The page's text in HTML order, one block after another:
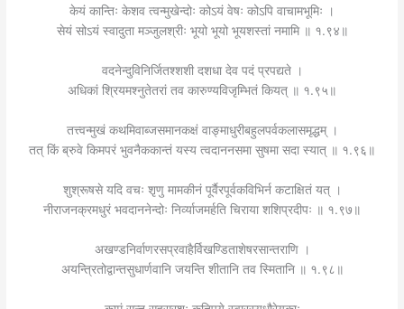
केयं कान्तिः केशव त्वन्मुखेन्दोः कोऽयं वेषः कोऽपि वाचामभूमिः ।
सेयं सोऽयं स्वादुता मञ्जुलश्रीः भूयो भूयो भूयशस्तां नमामि ॥ १.९४॥
वदनेन्दुविनिर्जितश्शशी दशधा देव पदं प्रपद्यते ।
अधिकां श्रियमश्नुतेतरां तव कारुण्यविजृम्भितं कियत् ॥ १.९५॥
तत्त्वन्मुखं कथमिवाब्जसमानकक्षं वाङ्माधुरीबहुलपर्वकलासमृद्धम् ।
तत् किं ब्रुवे किमपरं भुवनैककान्तं यस्य त्वदाननसमा सुषमा सदा स्यात् ॥ १.९६॥
शुश्रूषसे यदि वचः श‍ृणु मामकीनं पूर्वैरपूर्वकविभिर्न कटाक्षितं यत् ।
नीराजनक्रमधुरं भवदाननेन्दोः निर्व्याजमर्हति चिराया शशिप्रदीपः ॥ १.९७॥
अखण्डनिर्वाणरसप्रवाहैर्विखण्डिताशेषरसान्तराणि ।
अयन्त्रितोद्वान्तसुधार्णवानि जयन्ति शीतानि तव स्मितानि ॥ १.९८॥